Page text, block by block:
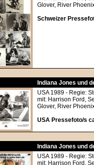
Glover, River
Schweizer
Indiana Jones und
USA 1989 - Regie:
mit: Harrison Ford,
Glover, River
USA Pressefoto/s
Indiana Jones und
USA 1989 - Regie:
mit: Harrison Ford,